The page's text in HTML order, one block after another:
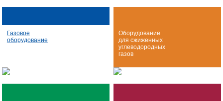
Газовое
оборудование
Оборудование
для сжиженных
углеводородных
газов